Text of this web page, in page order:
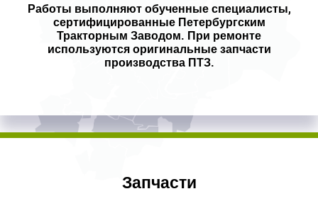
Работы выполняют обученные специалисты,
сертифицированные Петербургским
Тракторным Заводом. При ремонте
используются оригинальные запчасти
производства ПТЗ.
Запчасти